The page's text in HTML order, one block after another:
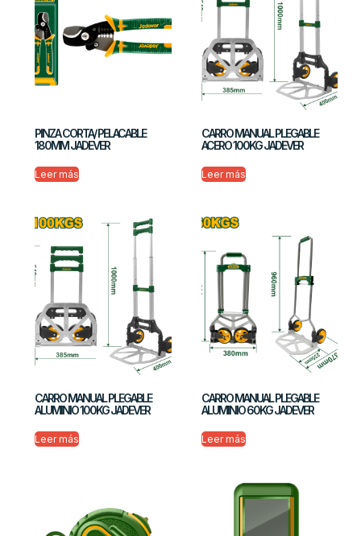
PINZA CORTA/ PELACABLE
180MM JADEVER
Leer más
CARRO MANUAL PLEGABLE
ACERO 100KG JADEVER
Leer más
CARRO MANUAL PLEGABLE
ALUMINIO 100KG JADEVER
Leer más
CARRO MANUAL PLEGABLE
ALUMINIO 60KG JADEVER
Leer más